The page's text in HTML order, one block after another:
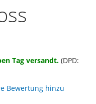
Tag versandt. (DPD:
Bewertung hinzu